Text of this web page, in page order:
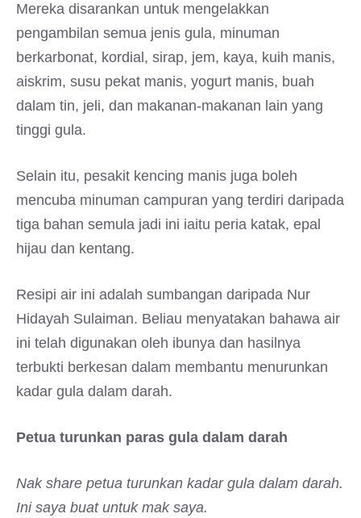
Mereka disarankan untuk mengelakkan
pengambilan semua jenis gula, minuman
berkarbonat, kordial, sirap, jem, kaya, kuih manis,
aiskrim, susu pekat manis, yogurt manis, buah
dalam tin, jeli, dan makanan-makanan lain yang
tinggi gula.
Selain itu, pesakit kencing manis juga boleh
mencuba minuman campuran yang terdiri daripada
tiga bahan semula jadi ini iaitu peria katak, epal
hijau dan kentang.
Resipi air ini adalah sumbangan daripada Nur
Hidayah Sulaiman. Beliau menyatakan bahawa air
ini telah digunakan oleh ibunya dan hasilnya
terbukti berkesan dalam membantu menurunkan
kadar gula dalam darah.
Petua turunkan paras gula dalam darah
Nak share petua turunkan kadar gula dalam darah.
Ini saya buat untuk mak saya.